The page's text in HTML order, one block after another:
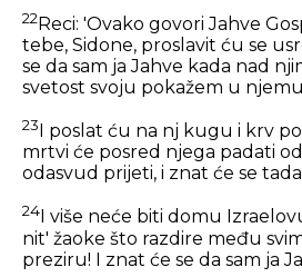
22Reci: 'Ovako govori Jahve
tebe, Sidone, proslavit ću se
se da sam ja Jahve kada nad
svetost svoju pokažem u
23
I poslat ću na nj kugu i krv
mrtvi će posred njega padati
odasvud prijeti, i znat će se
24 I više neće biti domu
nit' žaoke što razdire među
preziru! I znat će se da sam ja